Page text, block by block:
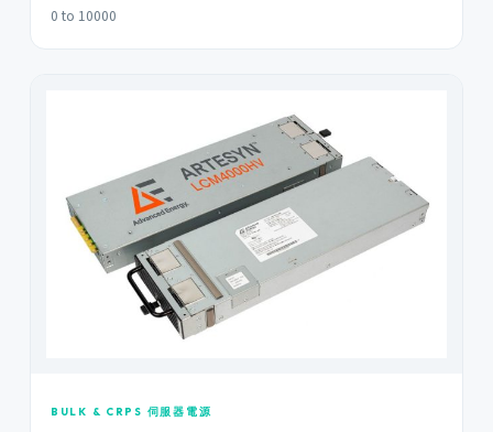
0 to 10000
BULK & CRPS 伺服器電源